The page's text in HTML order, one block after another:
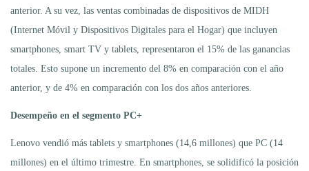
anterior. A su vez, las ventas combinadas de dispositivos de MIDH
(Internet Móvil y Dispositivos Digitales para el Hogar) que incluyen
smartphones, smart TV y tablets, representaron el 15% de las ganancias
totales. Esto supone un incremento del 8% en comparación con el año
anterior, y de 4% en comparación con los dos años anteriores.
Desempeño en el segmento PC+
Lenovo vendió más tablets y smartphones (14,6 millones) que PC (14
millones) en el último trimestre. En smartphones, se solidificó la posición